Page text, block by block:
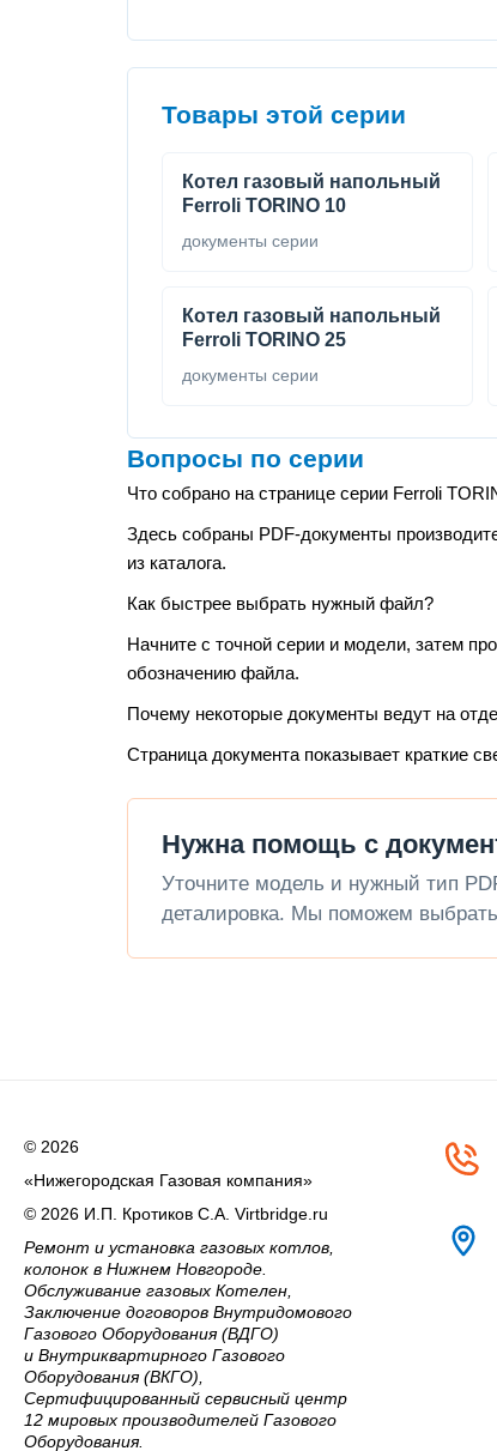
Товары этой серии
Котел газовый напольный
Ferroli TORINO 10
документы серии
Котел газовый напольный
Ferroli TORINO 25
документы серии
Вопросы по серии
Что собрано на странице серии Ferroli
Здесь собраны PDF-документы
из каталога.
Как быстрее выбрать нужный файл?
Начните с точной серии и модели, затем
обозначению файла.
Почему некоторые документы ведут на
Страница документа показывает краткие
Нужна помощь с
Уточните модель и нужный тип
деталировка. Мы поможем
© 2026
«Нижегородская Газовая компания»
© 2026 И.П. Кротиков С.А. Virtbridge.ru
Ремонт и установка газовых котлов,
колонок в Нижнем Новгороде.
Обслуживание газовых Котелен,
Заключение договоров Внутридомового
Газового Оборудования (ВДГО)
и Внутриквартирного Газового
Оборудования (ВКГО),
Сертифицированный сервисный центр
12 мировых производителей Газового
Оборудования.